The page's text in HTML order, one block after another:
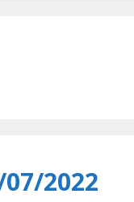
07/2022